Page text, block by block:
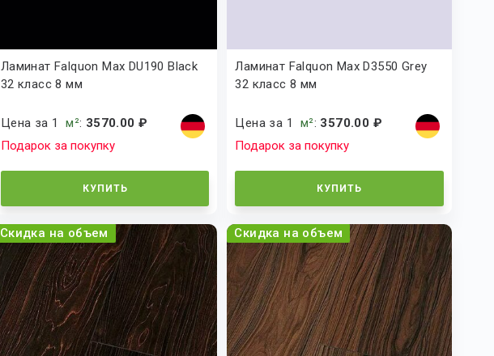
Ламинат Falquon Max DU190 Black
32 класс 8 мм
Цена за 1м²: 3570.00 ₽
Подарок за покупку
КУПИТЬ
Ламинат Falquon Max D3550 Grey
32 класс 8 мм
Цена за 1 м²: 3570.00 ₽
Подарок за покупку
КУПИТЬ
Скидка на объем Скидка на объем